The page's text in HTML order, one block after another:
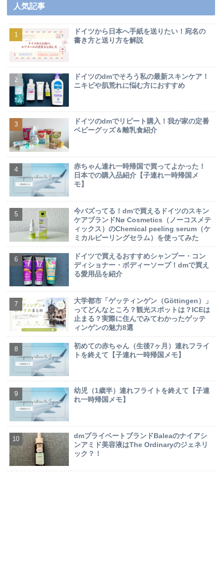
人気記事
ドイツから日本へ手紙を送りたい！宛名の
書き方と送り方を解説
ドイツのdmでそろう私の最新スキンケア！
ニキビや肌荒れに悩む方におすすめ
ドイツのdmでリピート購入！我が家の定番
ベビーグッズ＆離乳食紹介
赤ちゃん連れ一時帰国で買ってよかった！
日本での購入品紹介【子連れ一時帰国メ
モ】
今バズってる！dmで買えるドイツのスキン
ケアブランドNø Cosmetics（ノーコスメテ
ィックス）のChemical peeling serum（ケ
ミカルピーリングセラム）を使ってみた
ドイツで買えるおすすめシャンプー・コン
ディショナー・ボディーソープ！dmで買え
る愛用品を紹介
大学都市「ゲッティンゲン（Göttingen）」
ってどんなところ？観光スポットは？ICEは
止まる？実際に住んでみてわかったゲッテ
ィンゲンの魅力8選
初めての赤ちゃん（生後7ヶ月）連れフライ
トを終えて【子連れ一時帰国メモ】
幼児（1歳半）連れフライトを終えて【子連
れ一時帰国メモ】
dmプライベートブランドBaleaのナイアシ
ンアミド美容液はThe Ordinaryのジェネリ
ック？！